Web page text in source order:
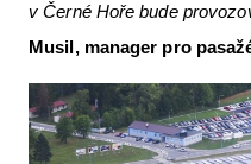
v Černé Hoře bude
Musil, manager pro